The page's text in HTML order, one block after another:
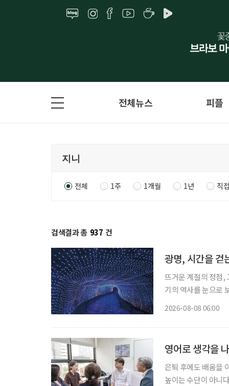
전체뉴스 피플
전체 1주 1개월 1년 직
검색결과 총 937 건
광명, 시간을 걷
뜨거운 계절의 정점,
기의 역사를 눈으로
2026-08-08 06:00
영어로 생각을
은퇴 후에도 배움을
높이는 수단이 아니